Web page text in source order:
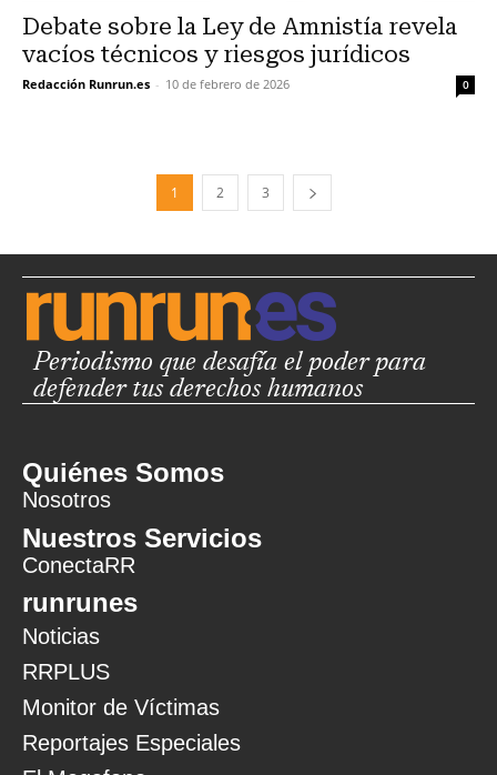
Debate sobre la Ley de Amnistía revela
vacíos técnicos y riesgos jurídicos
Redacción Runrun.es - 10 de febrero de 2026 0
1 2 3
Periodismo que desafía el poder para
defender tus derechos humanos
Quiénes Somos
Nosotros
Nuestros Servicios
ConectaRR
runrunes
Noticias
RRPLUS
Monitor de Víctimas
Reportajes Especiales